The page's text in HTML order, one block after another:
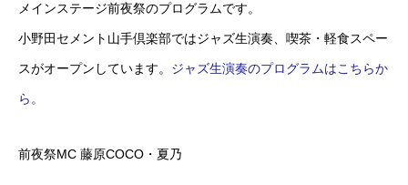
メインステージ前夜祭のプログラムです。
小野田セメント山手倶楽部ではジャズ生演奏、喫茶・軽食スペー
スがオープンしています。 ジャズ生演奏のプログラムはこちらか
ら。
前夜祭MC 藤原COCO・夏乃